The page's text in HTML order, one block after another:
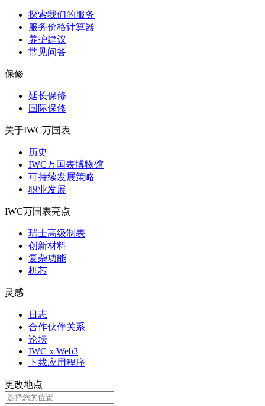
探索我们的服务
服务价格计算器
养护建议
常见问答
保修
延长保修
国际保修
关于IWC万国表
历史
IWC万国表博物馆
可持续发展策略
职业发展
IWC万国表亮点
瑞士高级制表
创新材料
复杂功能
机芯
灵感
日志
合作伙伴关系
论坛
IWC x Web3
下载应用程序
更改地点